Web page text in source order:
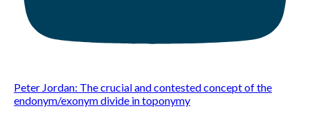
Peter Jordan: The crucial and contested concept of the
endonym/exonym divide in toponymy